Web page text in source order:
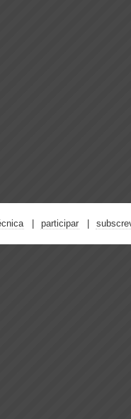
participar